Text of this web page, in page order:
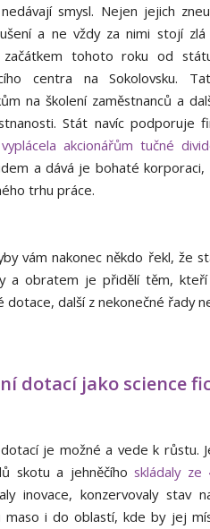
smysl. Nejen jejich
a ne vždy za nimi stojí
začátkem tohoto roku od
centra na Sokolovsku.
na školení zaměstnanců a
Stát navíc podporuje
vyplácela akcionářům tučné
a dává je bohaté
trhu práce.
vám nakonec někdo řekl, že
a obratem je přidělí těm,
dotace, další z nekonečné řady
dotací jako science
je možné a vede k růstu.
skotu a jehněčího skládaly
inovace, konzervovaly stav
maso i do oblastí, kde by jej